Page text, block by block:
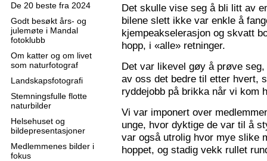
De 20 beste fra 2024
Godt besøkt års- og
julemøte i Mandal
fotoklubb
Om katter og om livet
som naturfotograf
Landskapsfotografi
Stemningsfulle flotte
naturbilder
Helsehuset og
bildepresentasjoner
Medlemmenes bilder i
fokus
Det skulle vise seg å bli litt av
bilene slett ikke var enkle å
kjempeakselerasjon og skvatt
hopp, i «alle» retninger.
Det var likevel gøy å prøve
av oss det bedre til etter hvert,
ryddejobb på brikka når vi kom
Vi var imponert over
unge, hvor dyktige de var til å
var også utrolig hvor mye slike
hoppet, og stadig vekk rullet